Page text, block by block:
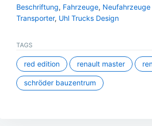
Beschriftung, Fahrzeuge, Neufahrzeuge
Transporter, Uhl Trucks Design
TAGS
red edition renault master
schröder bauzentrum